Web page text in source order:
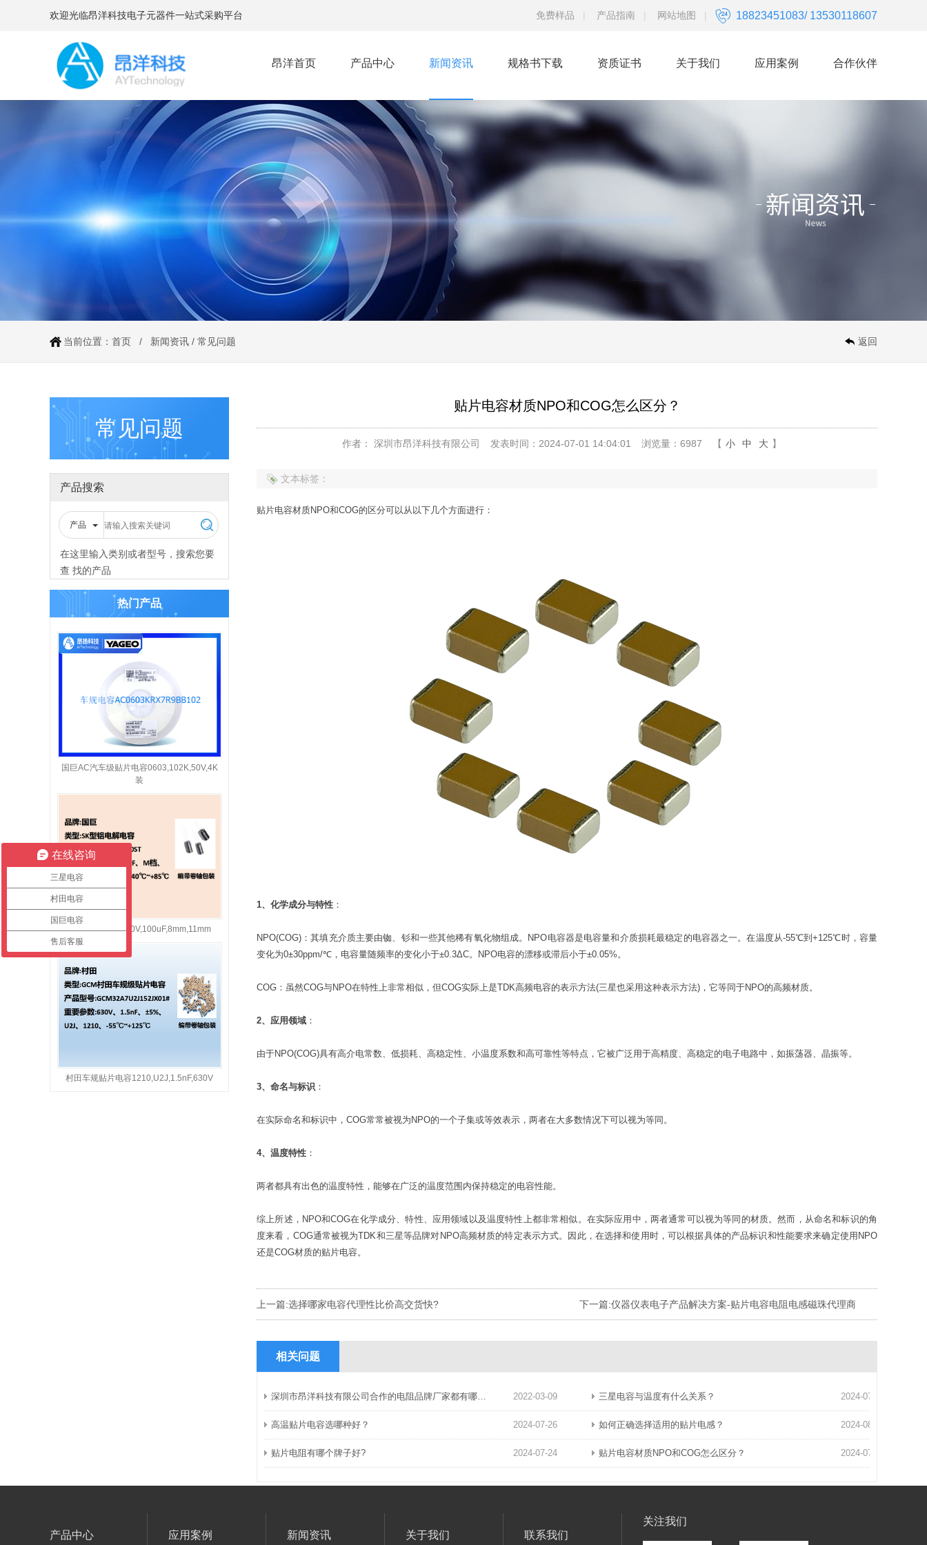
欢迎光临昂洋科技电子元器件一站式采购平台 免费样品 | 产品指南 | 网站地图 | 18823451083/ 13530118607
昂洋首页 产品中心 新闻资讯 规格书下载 资质证书 关于我们 应用案例 合作伙伴
返回
当前位置： 首页 / 新闻资讯 / 常见问题
常见问题
产品搜索
产品
在这里输入类别或者型号，搜索您要
查 找的产品
热门产品
国巨AC汽车级贴片电容0603,102K,50V,4K
装
国巨铝电解电容50V,100uF,8mm,11mm
村田车规贴片电容1210,U2J,1.5nF,630V
贴片电容材质NPO和COG怎么区分？
作者： 深圳市昂洋科技有限公司 发表时间：2024-07-01 14:04:01 浏览量：6987 【 小 中 大 】
文本标签：
贴片电容材质NPO和COG的区分可以从以下几个方面进行：
1、化学成分与特性 ：
NPO(COG)：其填充介质主要由铷、钐和一些其他稀有氧化物组成。NPO电容器是电容量和介质损耗最稳定的电容器之一。在温度从-55℃到+125℃时，容量
变化为0±30ppm/℃，电容量随频率的变化小于±0.3ΔC。NPO电容的漂移或滞后小于±0.05%。
COG：虽然COG与NPO在特性上非常相似，但COG实际上是TDK高频电容的表示方法(三星也采用这种表示方法)，它等同于NPO的高频材质。
2、应用领域 ：
由于NPO(COG)具有高介电常数、低损耗、高稳定性、小温度系数和高可靠性等特点，它被广泛用于高精度、高稳定的电子电路中，如振荡器、晶振等。
3、命名与标识 ：
在实际命名和标识中，COG常常被视为NPO的一个子集或等效表示，两者在大多数情况下可以视为等同。
4、温度特性 ：
两者都具有出色的温度特性，能够在广泛的温度范围内保持稳定的电容性能。
综上所述，NPO和COG在化学成分、特性、应用领域以及温度特性上都非常相似。在实际应用中，两者通常可以视为等同的材质。然而，从命名和标识的角
度来看，COG通常被视为TDK和三星等品牌对NPO高频材质的特定表示方式。因此，在选择和使用时，可以根据具体的产品标识和性能要求来确定使用NPO
还是COG材质的贴片电容。
上一篇:选择哪家电容代理性比价高交货快? 下一篇:仪器仪表电子产品解决方案-贴片电容电阻电感磁珠代理商
相关问题
2022-03-09
深圳市昂洋科技有限公司合作的电阻品牌厂家都有哪些呢？ 2024-07-18
三星电容与温度有什么关系？
2024-07-26
高温贴片电容选哪种好？ 2024-08-01
如何正确选择适用的贴片电感？
2024-07-24
贴片电阻有哪个牌子好? 2024-07-01
贴片电容材质NPO和COG怎么区分？
产品中心 应用案例 新闻资讯 关于我们 联系我们
关注我们
在线咨询
三星电容
村田电容
国巨电容
售后客服